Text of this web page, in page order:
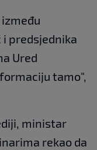
predsjednika
Ured
tamo",
ministar
rekao da